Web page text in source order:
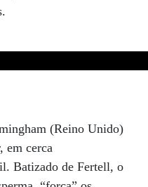
(Reino Unido)
em cerca
Batizado de Fertell, o